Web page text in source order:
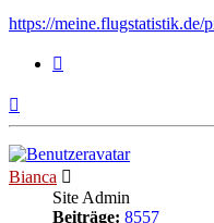
https://
Bianca
Site Admin
Beiträge: 8557